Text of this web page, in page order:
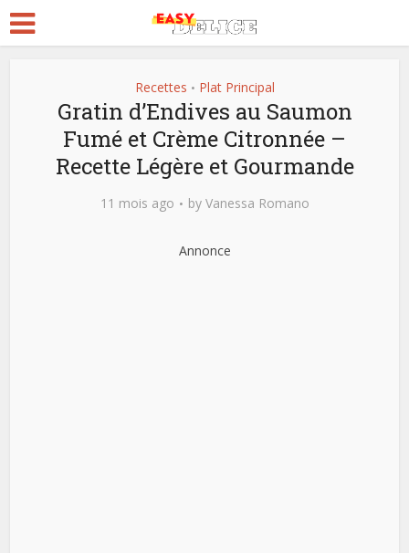
Recettes • Plat Principal
Gratin d’Endives au Saumon
Fumé et Crème Citronnée –
Recette Légère et Gourmande
11 mois ago by Vanessa Romano
Annonce